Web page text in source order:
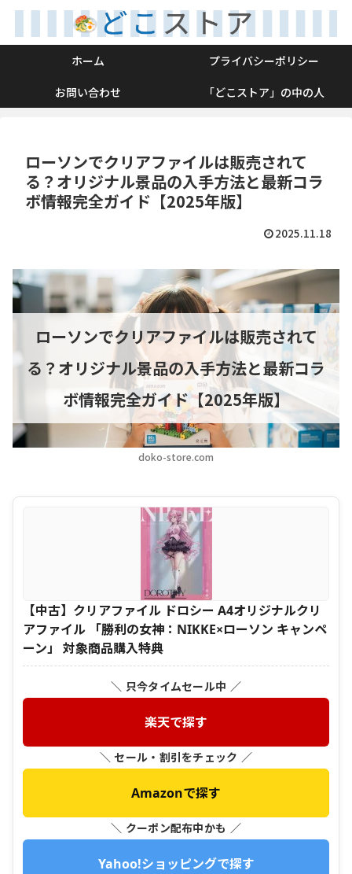
ホーム
プライバシーポリシー
お問い合わせ
「どこストア」の中の人
ローソンでクリアファイルは販売されて
る？オリジナル景品の入手方法と最新コラ
ボ情報完全ガイド【2025年版】
2025.11.18
doko-store.com
ローソンでクリアファイルは販売されて
る？オリジナル景品の入手方法と最新コラ
ボ情報完全ガイド【2025年版】
【中古】クリアファイル ドロシー A4オリジナルクリ
アファイル 「勝利の女神：NIKKE×ローソン キャンペ
ーン」 対象商品購入特典
＼ 只今タイムセール中 ／
楽天で探す
＼ セール・割引をチェック ／
Amazonで探す
＼ クーポン配布中かも ／
Yahoo!ショッピングで探す